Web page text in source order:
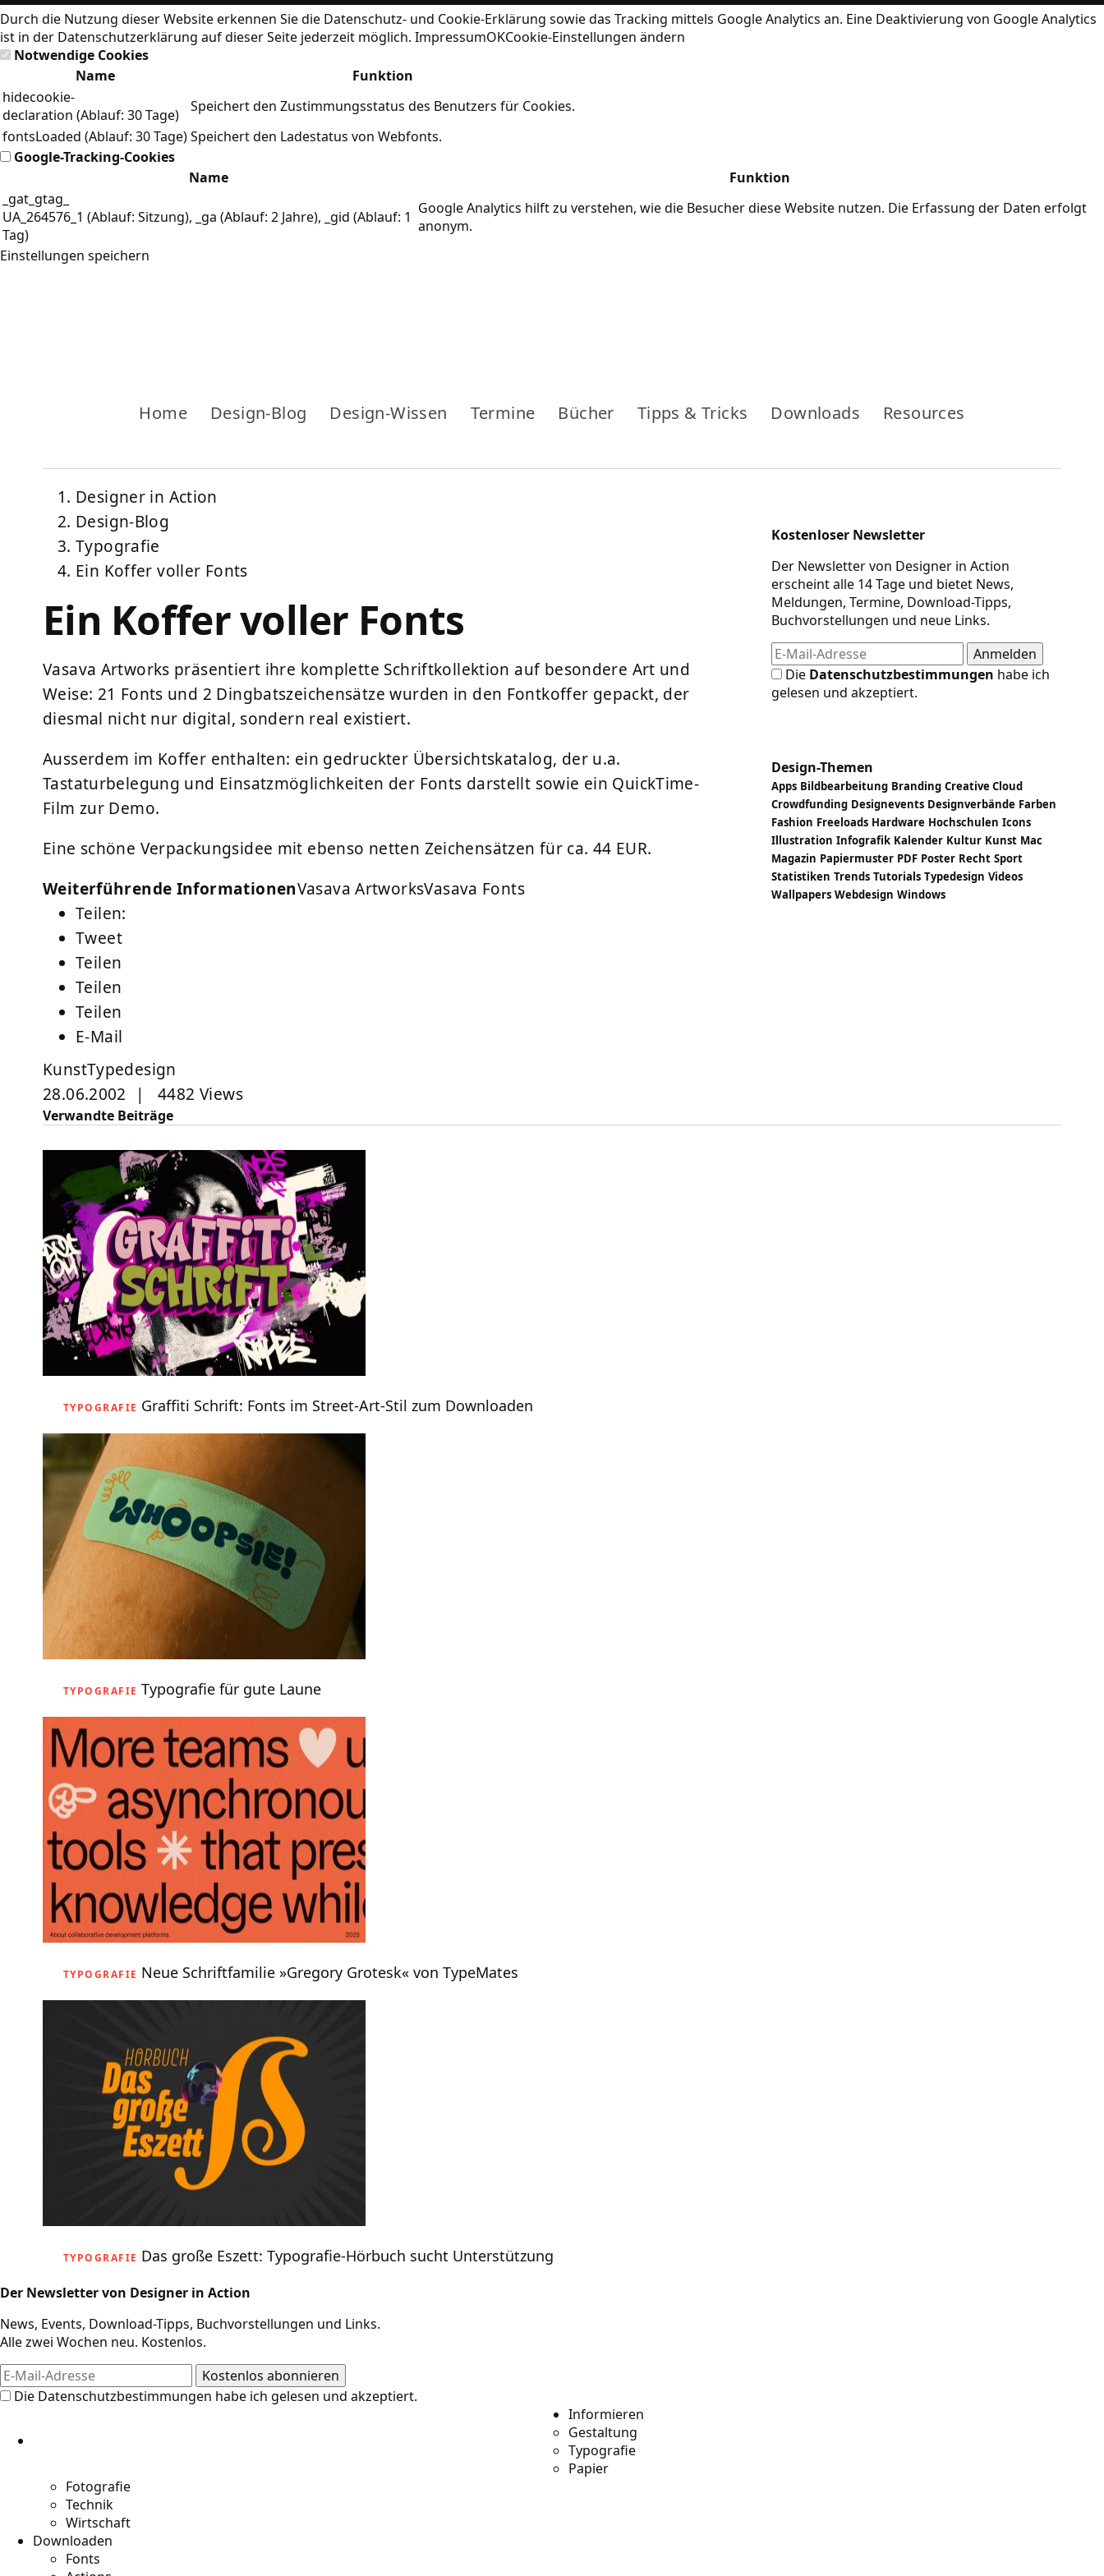
Durch die Nutzung dieser Website erkennen Sie die Datenschutz- und Cookie-Erklärung sowie das Tracking mittels Google Analytics an. Eine Deaktivierung von Google Analytics
ist in der Datenschutzerklärung auf dieser Seite jederzeit möglich. ImpressumOKCookie-Einstellungen ändern
Notwendige Cookies
Name
Funktion
hidecookie-
declaration (Ablauf: 30 Tage)
Speichert den Zustimmungsstatus des Benutzers für Cookies.
fontsLoaded (Ablauf: 30 Tage)Speichert den Ladestatus von Webfonts.
Google-Tracking-Cookies
Name
Funktion
_gat_gtag_
UA_264576_1 (Ablauf: Sitzung), _ga (Ablauf: 2 Jahre), _gid (Ablauf: 1
Tag)
Google Analytics hilft zu verstehen, wie die Besucher diese Website nutzen. Die Erfassung der Daten erfolgt
anonym.
Einstellungen speichern
Home Design-Blog Design-Wissen Termine Bücher Tipps & Tricks Downloads Resources
Designer in Action
Design-Blog
Typografie
Ein Koffer voller Fonts
Ein Koffer voller Fonts
Vasava Artworks präsentiert ihre komplette Schriftkollektion auf besondere Art und
Weise: 21 Fonts und 2 Dingbatszeichensätze wurden in den Fontkoffer gepackt, der
diesmal nicht nur digital, sondern real existiert.
Ausserdem im Koffer enthalten: ein gedruckter Übersichtskatalog, der u.a.
Tastaturbelegung und Einsatzmöglichkeiten der Fonts darstellt sowie ein QuickTime-
Film zur Demo.
Eine schöne Verpackungsidee mit ebenso netten Zeichensätzen für ca. 44 EUR.
Weiterführende InformationenVasava ArtworksVasava Fonts
Teilen:
Tweet
Teilen
Teilen
Teilen
E-Mail
KunstTypedesign
28.06.2002 | 4482 Views
Kostenloser Newsletter
Der Newsletter von Designer in Action
erscheint alle 14 Tage und bietet News,
Meldungen, Termine, Download-Tipps,
Buchvorstellungen und neue Links.
Die Datenschutzbestimmungen habe ich
gelesen und akzeptiert.
Design-Themen
Apps Bildbearbeitung Branding Creative Cloud
Crowdfunding Designevents Designverbände Farben
Fashion Freeloads Hardware Hochschulen Icons
Illustration Infografik Kalender Kultur Kunst Mac
Magazin Papiermuster PDF Poster Recht Sport
Statistiken Trends Tutorials Typedesign Videos
Wallpapers Webdesign Windows
Verwandte Beiträge
TYPOGRAFIE Graffiti Schrift: Fonts im Street-Art-Stil zum Downloaden
TYPOGRAFIE Typografie für gute Laune
TYPOGRAFIE Neue Schriftfamilie »Gregory Grotesk« von TypeMates
TYPOGRAFIE Das große Eszett: Typografie-Hörbuch sucht Unterstützung
Der Newsletter von Designer in Action
News, Events, Download-Tipps, Buchvorstellungen und Links.
Alle zwei Wochen neu. Kostenlos.
Die Datenschutzbestimmungen habe ich gelesen und akzeptiert.
Informieren
Gestaltung
Typografie
Papier
Fotografie
Technik
Wirtschaft
Downloaden
Fonts